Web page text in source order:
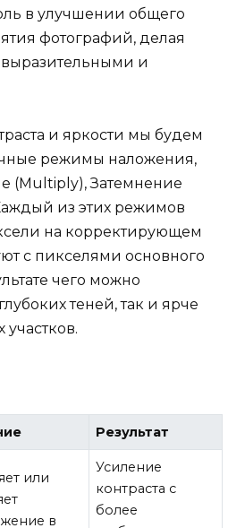
в улучшении общего
фотографий, делая
и
и яркости мы будем
режимы наложения,
(Multiply), Затемнение
из этих режимов
на корректирующем
с пикселями основного
чего можно
теней, так и ярче
Результат
или
в
Усиление
контраста с
более